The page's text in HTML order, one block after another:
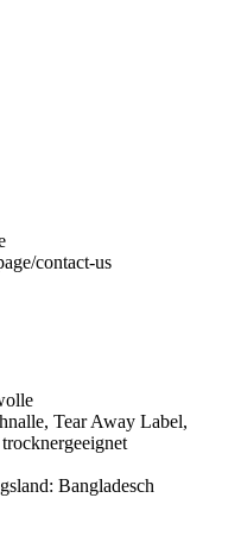
contact-us
Tear Away Label,
Bangladesch